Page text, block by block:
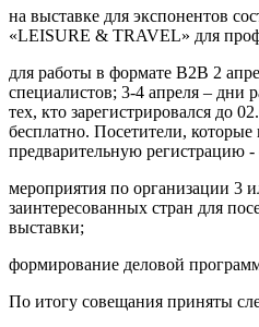
на выставке для экспонентов
«LEISURE & TRAVEL» для
для работы в формате B2B 2
специалистов; 3-4 апреля – дни
тех, кто зарегистрировался до
бесплатно. Посетители,
предварительную регистрацию
мероприятия по организации 3
заинтересованных стран для
выставки;
формирование деловой
По итогу совещания приняты